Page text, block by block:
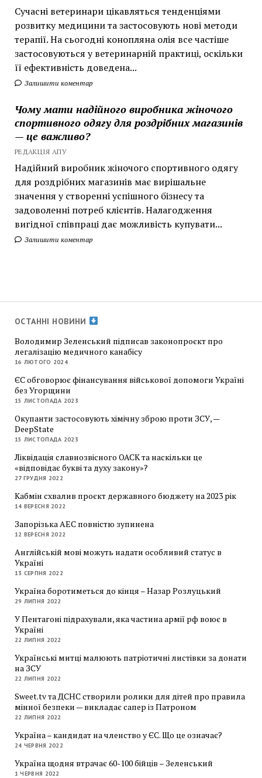
Сучасні ветеринари цікавляться тенденціями
розвитку медицини та застосовують нові методи
терапії. На сьогодні конопляна олія все частіше
застосовуються у ветеринарній практиці, оскільки
її ефективність доведена...
Залишити коментар
Чому мати надійного виробника жіночого
спортивного одягу для роздрібних магазинів
— це важливо?
РЕДАКЦІЯ АПУ
Надійний виробник жіночого спортивного одягу
для роздрібних магазинів має вирішальне
значення у створенні успішного бізнесу та
задоволенні потреб клієнтів. Налагодження
вигідної співпраці дає можливість купувати...
Залишити коментар
ОСТАННІ НОВИНИ
Володимир Зеленський підписав законопроєкт про
легалізацію медичного канабісу
16 ЛЮТОГО 2024
ЄС обговорює фінансування військової допомоги Україні
без Угорщини
15 ЛИСТОПАДА 2023
Окупанти застосовують хімічну зброю проти ЗСУ, —
DeepState
15 ЛИСТОПАДА 2023
Ліквідація славнозвісного ОАСК та наскільки це
«відповідає букві та духу закону»?
27 ГРУДНЯ 2022
Кабмін схвалив проєкт державного бюджету на 2023 рік
14 ВЕРЕСНЯ 2022
Запорізька АЕС повністю зупинена
12 ВЕРЕСНЯ 2022
Англійській мові можуть надати особливий статус в
Україні
13 СЕРПНЯ 2022
Україна боротиметься до кінця – Назар Розлуцький
29 ЛИПНЯ 2022
У Пентагоні підрахували, яка частина армії рф воює в
Україні
22 ЛИПНЯ 2022
Українські митці малюють патріотичні листівки за донати
на ЗСУ
22 ЛИПНЯ 2022
Sweet.tv та ДСНС створили ролики для дітей про правила
мінної безпеки — викладає сапер із Патроном
22 ЛИПНЯ 2022
Україна – кандидат на членство у ЄС. Що це означає?
24 ЧЕРВНЯ 2022
Україна щодня втрачає 60-100 бійців – Зеленський
1 ЧЕРВНЯ 2022